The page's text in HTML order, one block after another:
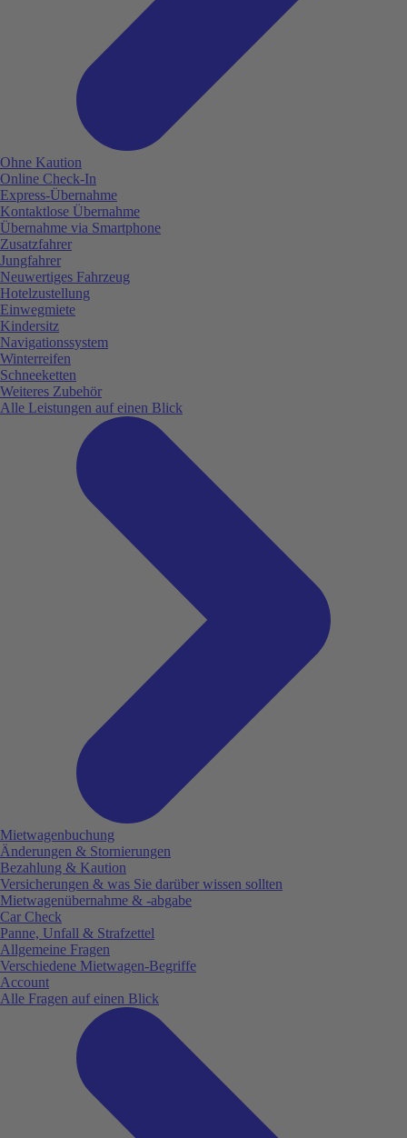
Ohne Kaution
Online Check-In
Express-Übernahme
Kontaktlose Übernahme
Übernahme via Smartphone
Zusatzfahrer
Jungfahrer
Neuwertiges Fahrzeug
Hotelzustellung
Einwegmiete
Kindersitz
Navigationssystem
Winterreifen
Schneeketten
Weiteres Zubehör
Alle Leistungen auf einen Blick
Mietwagenbuchung
Änderungen & Stornierungen
Bezahlung & Kaution
Versicherungen & was Sie darüber wissen sollten
Mietwagenübernahme & -abgabe
Car Check
Panne, Unfall & Strafzettel
Allgemeine Fragen
Verschiedene Mietwagen-Begriffe
Account
Alle Fragen auf einen Blick